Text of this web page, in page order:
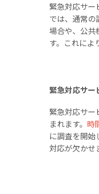
緊急対応サー
では、通常の
場合や、公共
す。これによ
緊急対応サー
緊急対応サー
まれます。 時
に調査を開
対応が欠かせ